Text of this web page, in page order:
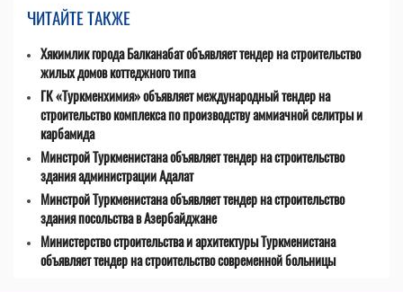
ЧИТАЙТЕ ТАКЖЕ
Хякимлик города Балканабат объявляет тендер на строительство
жилых домов коттеджного типа
ГК «Туркменхимия» объявляет международный тендер на
строительство комплекса по производству аммиачной селитры и
карбамида
Минстрой Туркменистана объявляет тендер на строительство
здания администрации Адалат
Минстрой Туркменистана объявляет тендер на строительство
здания посольства в Азербайджане
Министерство строительства и архитектуры Туркменистана
объявляет тендер на строительство современной больницы